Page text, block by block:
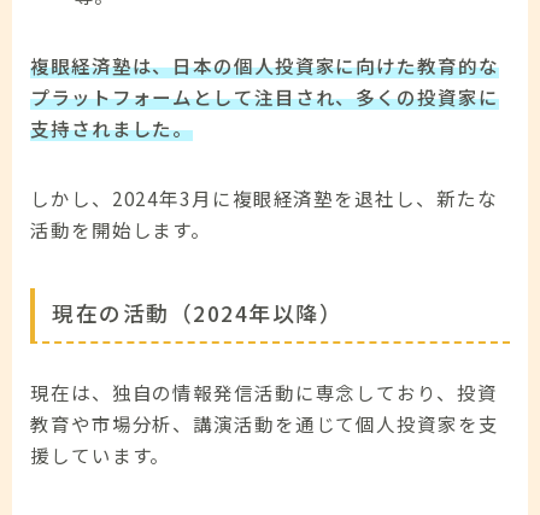
複眼経済塾は、日本の個人投資家に向けた教育的な
プラットフォームとして注目され、多くの投資家に
支持されました。
しかし、2024年3月に複眼経済塾を退社し、新たな
活動を開始します。
現在の活動（2024年以降）
現在は、独自の情報発信活動に専念しており、投資
教育や市場分析、講演活動を通じて個人投資家を支
援しています。